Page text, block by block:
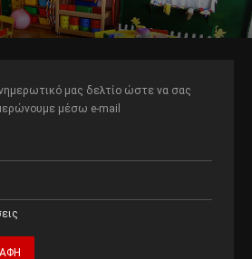
μας δελτίο ώστε να σας
μέσω e-mail